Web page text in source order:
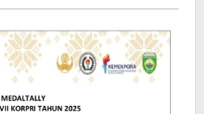
14
Medali,
Tempati
Peringkat
8